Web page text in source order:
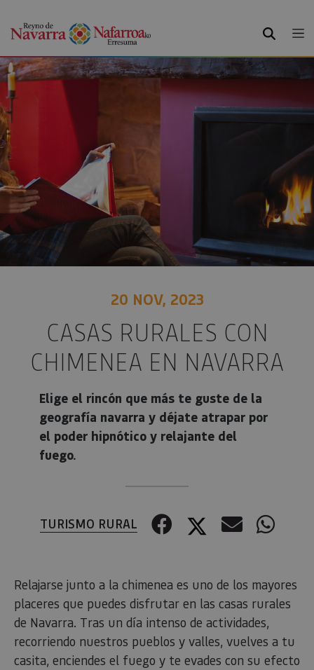
BUSCAR
20 NOV, 2023
CASAS RURALES CON
CHIMENEA EN NAVARRA
Elige el rincón que más te guste de la
geografía navarra y déjate atrapar por
el poder hipnótico y relajante del
fuego.
TURISMO RURAL Facebook
Twitter
Correo
Relajarse junto a la chimenea es uno de los mayores
placeres que puedes disfrutar en las casas rurales
de Navarra. Tras un día intenso de actividades,
recorriendo nuestros pueblos y valles, vuelves a tu
casita, enciendes el fuego y te evades con su efecto